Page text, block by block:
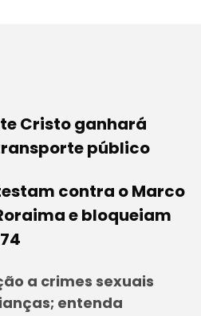
Cristo ganhará
público
contra o Marco
e bloqueiam
a crimes sexuais
entenda